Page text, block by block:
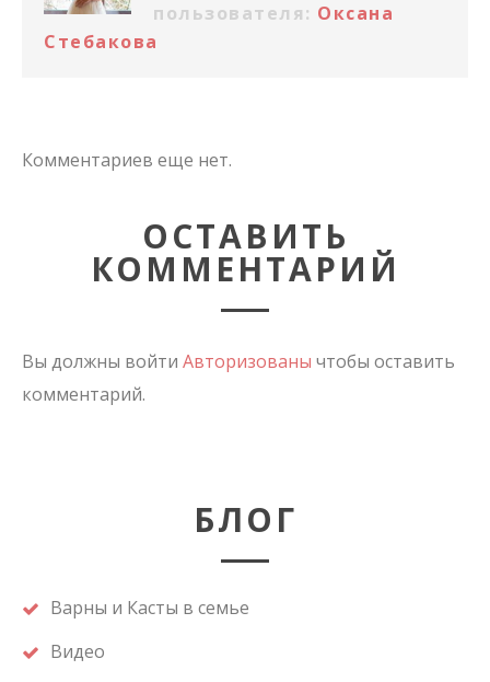
пользователя: Оксана
Стебакова
Комментариев еще нет.
ОСТАВИТЬ
КОММЕНТАРИЙ
Вы должны войти Авторизованы чтобы оставить
комментарий.
БЛОГ
Варны и Касты в семье
Видео